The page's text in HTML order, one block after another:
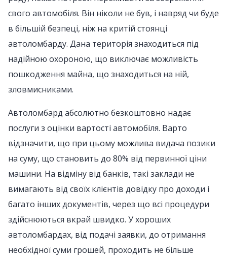
свого автомобіля. Він ніколи не був, і навряд чи буде
в більшій безпеці, ніж на критій стоянці
автоломбарду. Дана територія знаходиться під
надійною охороною, що виключає можливість
пошкодження майна, що знаходиться на ній,
зловмисниками.
Автоломбард абсолютно безкоштовно надає
послуги з оцінки вартості автомобіля. Варто
відзначити, що при цьому можлива видача позики
на суму, що становить до 80% від первинної ціни
машини. На відміну від банків, такі заклади не
вимагають від своїх клієнтів довідку про доходи і
багато інших документів, через що всі процедури
здійснюються вкрай швидко. У хороших
автоломбардах, від подачі заявки, до отримання
необхідної суми грошей, проходить не більше